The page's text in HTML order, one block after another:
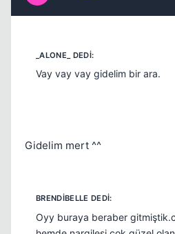
Vay vay vay gidelim bir ara.
Gidelim mert ^^
Oyy buraya beraber